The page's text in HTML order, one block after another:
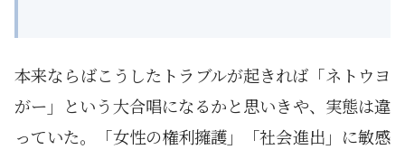
本来ならばこうしたトラブルが起きれば「ネトウヨ
がー」という大合唱になるかと思いきや、実態は違
っていた。「女性の権利擁護」「社会進出」に敏感